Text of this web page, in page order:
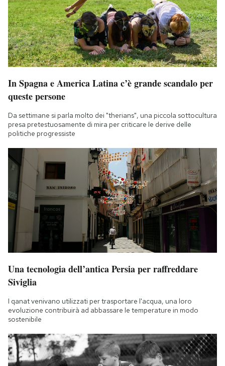
In Spagna e America Latina c’è grande scandalo per
queste persone
Da settimane si parla molto dei "therians", una piccola sottocultura
presa pretestuosamente di mira per criticare le derive delle
politiche progressiste
Una tecnologia dell’antica Persia per raffreddare
Siviglia
I qanat venivano utilizzati per trasportare l'acqua, una loro
evoluzione contribuirà ad abbassare le temperature in modo
sostenibile